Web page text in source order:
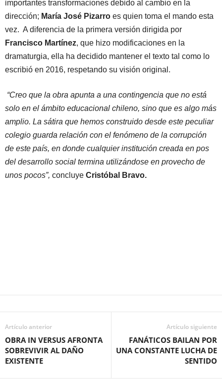
importantes transformaciones debido al cambio en la
dirección; María José Pizarro es quien toma el mando esta
vez. A diferencia de la primera versión dirigida por
Francisco Martínez, que hizo modificaciones en la
dramaturgia, ella ha decidido mantener el texto tal como lo
escribió en 2016, respetando su visión original.
“Creo que la obra apunta a una contingencia que no está
solo en el ámbito educacional chileno, sino que es algo más
amplio. La sátira que hemos construido desde este peculiar
colegio guarda relación con el fenómeno de la corrupción
de este país, en donde cualquier institución creada en pos
del desarrollo social termina utilizándose en provecho de
unos pocos”, concluye Cristóbal Bravo.
Artículo anterior
OBRA IN VERSUS AFRONTA
SOBREVIVIR AL DAÑO
EXISTENTE
Artículo siguiente
FANÁTICOS BAILAN POR
UNA CONSTANTE LUCHA DE
SENTIDO